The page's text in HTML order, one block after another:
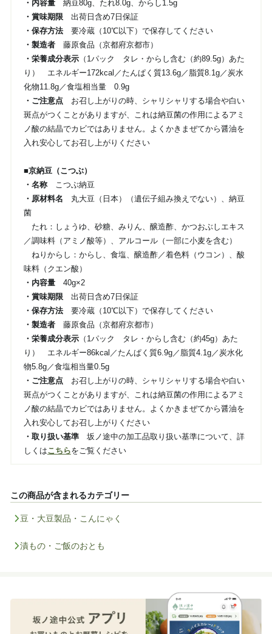
・内容量納豆80g、たれ8.0g、からし1.5g
・賞味期限出荷日含め7日保証
・保存方法要冷蔵（10℃以下）で保存してください
・製造者藤原食品（京都府京都市）
・栄養成分表示（1パック タレ・からし含む（約89.5g）あた
り） エネルギー172kcal／たんぱく質13.6g／脂質8.1g／炭水
化物11.8g／食塩相当量 0.9g
・ご注意点お召し上がりの時、シャリシャリする場合や白い
斑点がつくことがありますが、これは納豆菌の作用によるアミ
ノ酸の結晶でカビではありません。よくかきまぜてから醤油を
入れ安心してお召し上がりください
■京納豆（こつぶ）
・名称こつぶ納豆
・原材料名 丸大豆（日本）（遺伝子組み換えでない）、納豆
菌
たれ：しょうゆ、砂糖、みりん、醸造酢、かつおぶしエキス
／調味料（アミノ酸等）、アルコール（一部に小麦を含む）
ねりからし：からし、食塩、醸造酢／着色料（ウコン）、酸
味料（クエン酸）
・内容量40g×2
・賞味期限出荷日含め7日保証
・保存方法要冷蔵（10℃以下）で保存してください
・製造者藤原食品（京都府京都市）
・栄養成分表示（1パック タレ・からし含む（約45g）あた
り） エネルギー86kcal／たんぱく質6.9g／脂質4.1g／炭水化
物5.8g／食塩相当量0.5g
・ご注意点お召し上がりの時、シャリシャリする場合や白い
斑点がつくことがありますが、これは納豆菌の作用によるアミ
ノ酸の結晶でカビではありません。よくかきまぜてから醤油を
入れ安心してお召し上がりください
・取り扱い基準坂ノ途中の加工品取り扱い基準について、詳
しくはこちらをご覧ください
この商品が含まれるカテゴリー
豆・大豆製品・こんにゃく
漬もの・ご飯のおとも